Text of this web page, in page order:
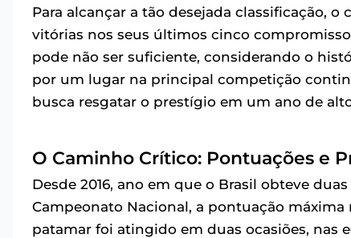
Para alcançar a tão desejada classificação,
vitórias nos seus últimos cinco
pode não ser suficiente, considerando o
por um lugar na principal competição
busca resgatar o prestígio em um ano de
O Caminho Crítico: Pontuações e
Desde 2016, ano em que o Brasil obteve
Campeonato Nacional, a pontuação
patamar foi atingido em duas ocasiões, nas